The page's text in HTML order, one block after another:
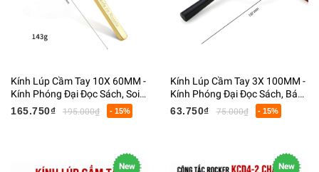
Kính Lúp Cầm Tay 10X 60MM -
Kính Phóng Đại Đọc Sách, Soi
Trang Sức, Tiền, Linh Kiện Điện
165.750₫ 195.000₫ - 15%
Kính Lúp Cầm Tay 3X 100MM -
Kính Phóng Đại Đọc Sách, Báo,
Soi Linh Kiện Điện Tử, Người
63.750₫ 75.000₫ - 15%
New New